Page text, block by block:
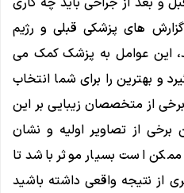
های پزشکی قبلی و رژیم
این عوامل به پزشک کمک می
و بهترین را برای شما انتخاب
برخی از متخصصان زیبایی بر این
برخی از تصاویر اولیه و نشان
است بسیار موثر باشد تا
از نتیجه واقعی داشته باشید